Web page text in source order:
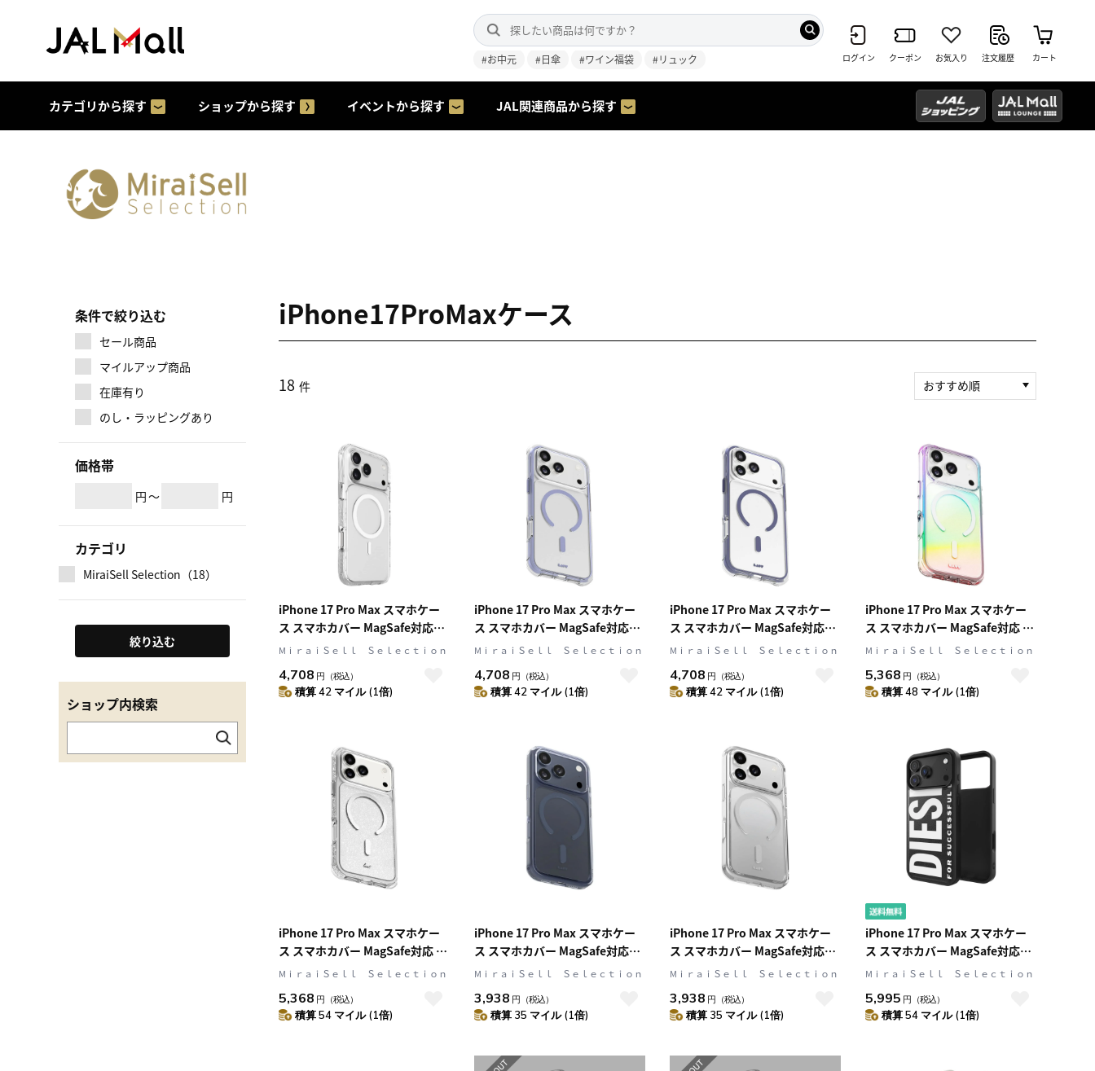
#お中元 #日傘 #ワイン福袋 #リュック ログイン クーポン お気入り 注文履歴 カート
カテゴリから探す ショップから探す イベントから探す JAL関連商品から探す
マイルアップ商品
条件で絞り込む
セール商品
在庫有り
のし・ラッピングあり
価格帯
円～ 円
カテゴリ
MiraiSell Selection（18）
絞り込む
ショップ内検索
iPhone17ProMaxケース
18 件
おすすめ順
順）
人気順
レビュー件数（多い
レビュー評価（高い
順）
価格（安い順）
価格（高い順）
iPhone 17 Pro Max スマホケー
ス スマホカバー MagSafe対応
Clear(クリア クリスタル)
MATTER X[クリスタル マター エ
ックス]
MⅰｒａｉＳｅｌｌ Ｓｅｌｅｃｔｉｏｎ
4,708 円 （税込）
積算 42 マイル (1倍)
iPhone 17 Pro Max スマホケー
ス スマホカバー MagSafe対応
Clear/Purple(クリア/ライトパー
PROTECT[エアロ プロテクト]
MⅰｒａｉＳｅｌｌ Ｓｅｌｅｃｔｉｏｎ
4,708 円 （税込）
積算 42 マイル (1倍)
iPhone 17 Pro Max スマホケー
ス スマホカバー MagSafe対応
Clear/Blue(クリア/フューチャー
PROTECT[エアロ プロテクト]
MⅰｒａｉＳｅｌｌ Ｓｅｌｅｃｔｉｏｎ
4,708 円 （税込）
積算 42 マイル (1倍)
iPhone 17 Pro Max スマホケー
ス スマホカバー MagSafe対応 パ
ール ホログラフィック オーロラ
ロ ハロ]
MⅰｒａｉＳｅｌｌ Ｓｅｌｅｃｔｉｏｎ
5,368 円 （税込）
積算 48 マイル (1倍)
iPhone 17 Pro Max スマホケー
ス スマホカバー MagSafe対応 ク
リスタルシルバー
LAUT[ラウト] AERO
SPARKLE[エアロスパークル]
MⅰｒａｉＳｅｌｌ Ｓｅｌｅｃｔｉｏｎ
5,368 円 （税込）
積算 54 マイル (1倍)
iPhone 17 Pro Max スマホケー
ス スマホカバー MagSafe対応
Clear Midnight/Black(クリアミ
ト] CRYSTAL FLURO[クリスタル
フルオ]
MⅰｒａｉＳｅｌｌ Ｓｅｌｅｃｔｉｏｎ
3,938 円 （税込）
積算 35 マイル (1倍)
iPhone 17 Pro Max スマホケー
ス スマホカバー MagSafe対応
Clear right Gray(クリアライトグ
MⅰｒａｉＳｅｌｌ Ｓｅｌｅｃｔｉｏｎ
3,938 円 （税込）
積算 35 マイル (1倍)
iPhone 17 Pro Max スマホケー
ス スマホカバー MagSafe対応
Black(ブラック) DIESEL[ディー
MⅰｒａｉＳｅｌｌ Ｓｅｌｅｃｔｉｏｎ
5,995 円 （税込）
積算 54 マイル (1倍)